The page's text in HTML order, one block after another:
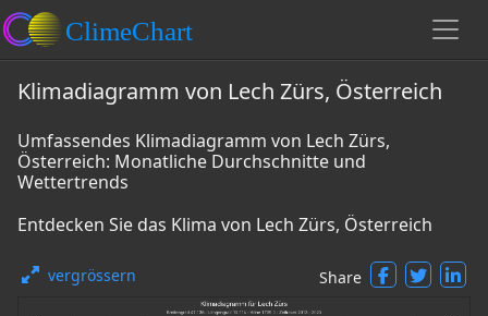
Klimadiagramm von Lech Zürs, Österreich
Umfassendes Klimadiagramm von Lech Zürs,
Österreich: Monatliche Durchschnitte und
Wettertrends
Entdecken Sie das Klima von Lech Zürs, Österreich
vergrössern Share